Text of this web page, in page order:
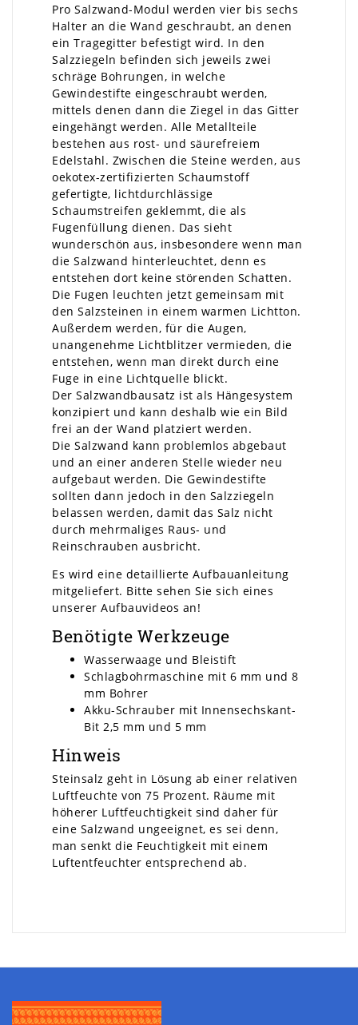
Pro Salzwand-Modul werden vier bis sechs
Halter an die Wand geschraubt, an denen
ein Tragegitter befestigt wird. In den
Salzziegeln befinden sich jeweils zwei
schräge Bohrungen, in welche
Gewindestifte eingeschraubt werden,
mittels denen dann die Ziegel in das Gitter
eingehängt werden. Alle Metallteile
bestehen aus rost- und säurefreiem
Edelstahl. Zwischen die Steine werden, aus
oekotex-zertifizierten Schaumstoff
gefertigte, lichtdurchlässige
Schaumstreifen geklemmt, die als
Fugenfüllung dienen. Das sieht
wunderschön aus, insbesondere wenn man
die Salzwand hinterleuchtet, denn es
entstehen dort keine störenden Schatten.
Die Fugen leuchten jetzt gemeinsam mit
den Salzsteinen in einem warmen Lichtton.
Außerdem werden, für die Augen,
unangenehme Lichtblitzer vermieden, die
entstehen, wenn man direkt durch eine
Fuge in eine Lichtquelle blickt.
Der Salzwandbausatz ist als Hängesystem
konzipiert und kann deshalb wie ein Bild
frei an der Wand platziert werden.
Die Salzwand kann problemlos abgebaut
und an einer anderen Stelle wieder neu
aufgebaut werden. Die Gewindestifte
sollten dann jedoch in den Salzziegeln
belassen werden, damit das Salz nicht
durch mehrmaliges Raus- und
Reinschrauben ausbricht.
Es wird eine detaillierte Aufbauanleitung
mitgeliefert. Bitte sehen Sie sich eines
unserer Aufbauvideos an!
Benötigte Werkzeuge
Wasserwaage und Bleistift
Schlagbohrmaschine mit 6 mm und 8
mm Bohrer
Akku-Schrauber mit Innensechskant-
Bit 2,5 mm und 5 mm
Hinweis
Steinsalz geht in Lösung ab einer relativen
Luftfeuchte von 75 Prozent. Räume mit
höherer Luftfeuchtigkeit sind daher für
eine Salzwand ungeeignet, es sei denn,
man senkt die Feuchtigkeit mit einem
Luftentfeuchter entsprechend ab.